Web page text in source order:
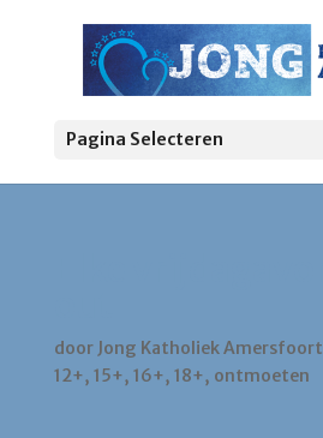
Pagina Selecteren
door Jong Katholiek Amersfoort
12+, 15+, 16+, 18+, ontmoeten